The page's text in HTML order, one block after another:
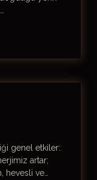
genel etkiler:
artar;
hevesli ve…